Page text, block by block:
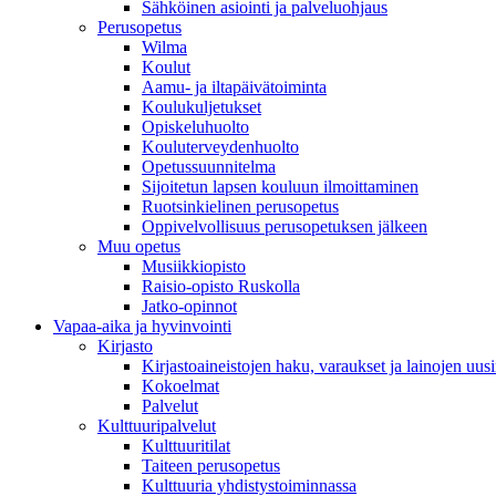
Sähköinen asiointi ja palveluohjaus
Perusopetus
Wilma
Koulut
Aamu- ja iltapäivätoiminta
Koulukuljetukset
Opiskeluhuolto
Kouluterveydenhuolto
Opetussuunnitelma
Sijoitetun lapsen kouluun ilmoittaminen
Ruotsinkielinen perusopetus
Oppivelvollisuus perusopetuksen jälkeen
Muu opetus
Musiikkiopisto
Raisio-opisto Ruskolla
Jatko-opinnot
Vapaa-aika ja hyvinvointi
Kirjasto
Kirjastoaineistojen haku, varaukset ja lainojen
Kokoelmat
Palvelut
Kulttuuripalvelut
Kulttuuritilat
Taiteen perusopetus
Kulttuuria yhdistystoiminnassa